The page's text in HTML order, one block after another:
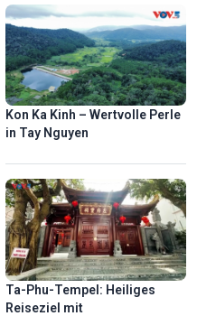
Kon Ka Kinh – Wertvolle Perle
in Tay Nguyen
Ta-Phu-Tempel: Heiliges
Reiseziel mit